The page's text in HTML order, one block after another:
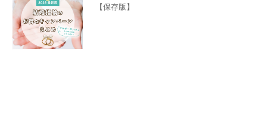
【保存版】